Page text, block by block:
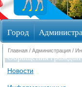
Город
Обращения граждан
Главная / Администрация /
Новости